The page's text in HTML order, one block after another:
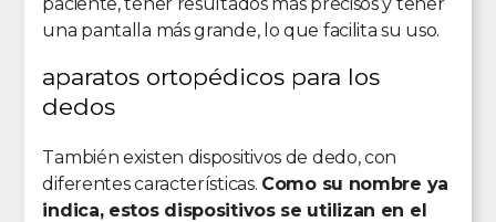
una pantalla más grande, lo que facilita su uso.
aparatos ortopédicos para los
dedos
También existen dispositivos de dedo, con
diferentes características. Como su nombre ya
indica, estos dispositivos se utilizan en el